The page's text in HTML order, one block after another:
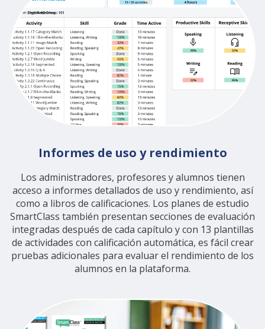
Informes de uso y rendimiento
Los administradores, profesores y alumnos tienen
acceso a informes detallados de uso y rendimiento, así
como a libros de calificaciones. Los planes de estudio
SmartClass también presentan secciones de evaluación
integradas después de cada capítulo y con 13 plantillas
de actividades con calificación automática, es fácil crear
pruebas adicionales para evaluar el rendimiento de los
alumnos en la plataforma.